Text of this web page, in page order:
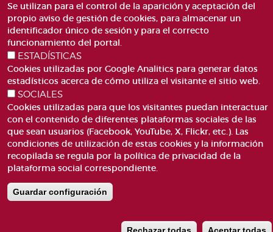
Pie
de
página
ACCESIBILIDAD
AVISO LEGAL
CANAL DE DENÚNCIES
GLOSARIO
PREGUNTAS FRECUENTES
MAPA WEB
POLÍTICA DE COOKIES
Se utilizan para el control de la aparición y aceptación del
propio aviso de gestión de cookies, para almacenar un
identificador único de sesión y para el correcto
funcionamiento del portal.
ESTADÍSTICAS
Cookies utilizadas por Google Analitics para generar datos
estadísticos acerca de cómo utiliza el visitante el sitio web.
SOCIALES
Cookies utilizadas para que los visitantes puedan interactuar
con el contenido de diferentes plataformas sociales de las
que sean usuarios (Facebook, YouTube, X, Flickr, etc.). Las
condiciones de utilización de estas cookies y la información
recopilada se regula por la política de privacidad de la
plataforma social correspondiente.
Guardar configuración